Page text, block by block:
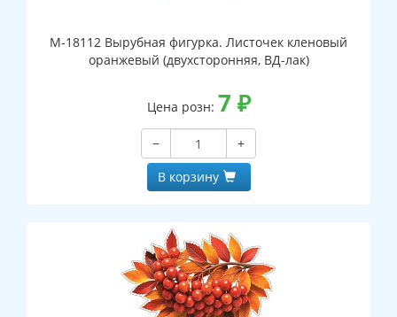
М-18112 Вырубная фигурка. Листочек кленовый
оранжевый (двухсторонняя, ВД-лак)
Цена розн: 7 ₽
−
+
В корзину